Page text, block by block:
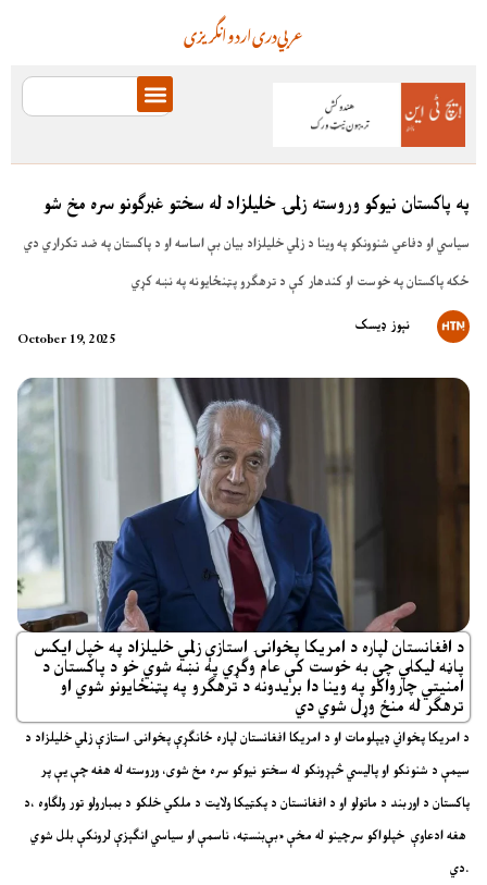
انگریزیاردودریعربي
په پاکستان نیوکو وروسته زلمۍ خلیلزاد له سختو غبرګونو سره مخ شو
سیاسي او دفاعي شنوونکو په وینا د زلمي خلیلزاد بیان بې اساسه او د پاکستان په ضد تکراري دي
ځکه پاکستان په خوست او کندهار کې د ترهګرو پټنځایونه په نښه کړي
October 19, 2025
نېوز ډیسک
د افغانستان لپاره د امریکا پخوانۍ استازې زلمي خلیلزاد په خپل ایکس
پاڼه لیکلي چې به خوست کې عام وګړي په نښه شوي خو د پاکستان د
امنیتي چارواکو په وینا دا بریدونه د ترهګرو په پټنځایونو شوي او
ترهګر له منځ وړل شوي دي
د امریکا پخواني ډیپلومات او د امریکا افغانستان لپاره ځانګړې پخوانۍ استازې زلمي خلیلزاد د
سیمې د شنونکو او پالیسي څېړونکو له سختو نیوکو سره مخ شوی، وروسته له هغه چې یې پر
پاکستان د اوربند د ماتولو او د افغانستان د پکټیکا ولایت د ملکي خلکو د بمبارولو تور ولګاوه ،د
هغه ادعاوې خپلواکو سرچینو له مخې «بې‌بنسټه، ناسمې او سیاسي انګېزې لرونکې بلل شوي
دي.